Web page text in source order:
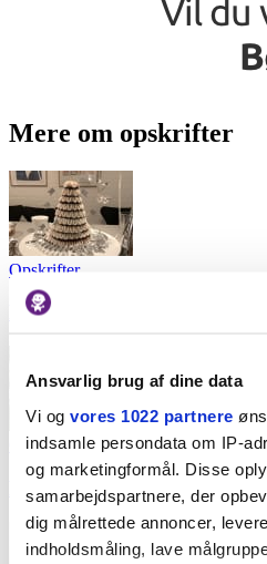
Ansvarlig brug af dine data
Vi og vores 1022 partnere
indsamle persondata om IP-
og marketingformål. Disse
samarbejdspartnere, der
dig målrettede annoncer,
indholdsmåling, lave
Mere om opskrifter
Opskrifter
Hjemmelavet kransekage til
Opskrifter
Nu blomstrer hylden: Lav